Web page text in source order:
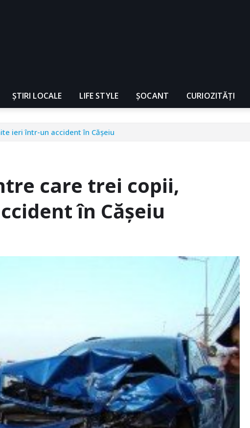
ȘTIRI LOCALE LIFE STYLE ȘOCANT CURIOZITĂȚI
ieri într-un accident în Cășeiu
care trei copii,
în Cășeiu